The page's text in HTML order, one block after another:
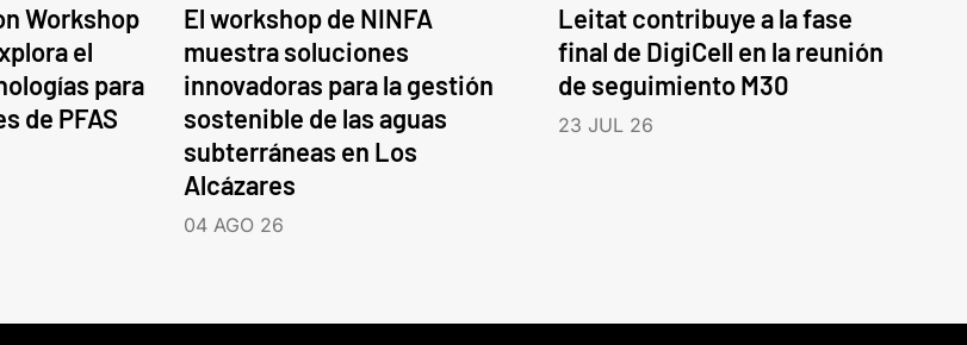
Workshop
el
para
de PFAS
El workshop de NINFA
muestra soluciones
innovadoras para la gestión
sostenible de las aguas
subterráneas en Los
Alcázares
04 AGO 26
Leitat contribuye a la fase
final de DigiCell en la reunión
de seguimiento M30
23 JUL 26